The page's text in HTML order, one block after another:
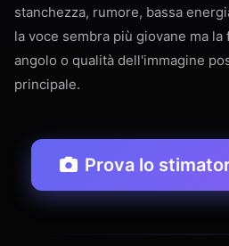
stanchezza, rumore, bassa
la voce sembra più giovane ma
angolo o qualità dell'immagine
principale.
Prova lo